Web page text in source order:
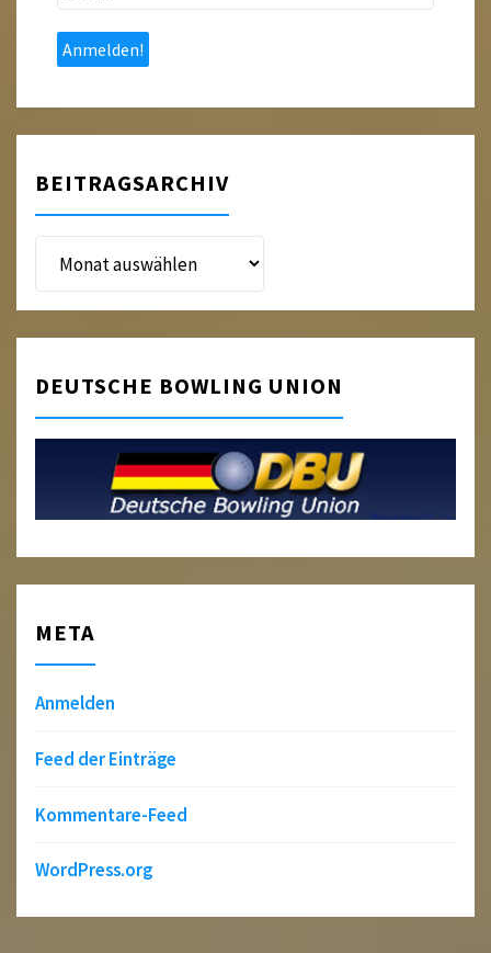
*
BEITRAGSARCHIV
Beitragsarchiv
DEUTSCHE BOWLING UNION
META
Anmelden
Feed der Einträge
Kommentare-Feed
WordPress.org